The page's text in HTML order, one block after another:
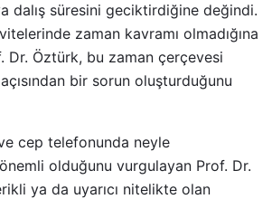
dalış süresini geciktirdiğine değindi.
zaman kavramı olmadığına
Dr. Öztürk, bu zaman çerçevesi
bir sorun oluşturduğunu
cep telefonunda neyle
olduğunu vurgulayan Prof. Dr.
ya da uyarıcı nitelikte olan